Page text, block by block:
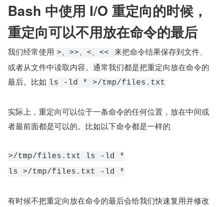
Bash 中使用 I/O 重定向的时候，
重定向可以不用放在命令的最后
我们经常使用 >、>>、<、<< 来把命令结果保存到文件、
或者从文件中读取内容。通常我们都是把重定向放在命令的
最后。比如 ls -ld * >/tmp/files.txt
实际上，重定向可以位于一条命令的任何位置，放在中间或
者最前面都是可以的。比如以下命令都是一样的
>/tmp/files.txt ls -ld *
ls >/tmp/files.txt -ld *
有时候不把重定向放在命令的最后会给我们快速复用并修改